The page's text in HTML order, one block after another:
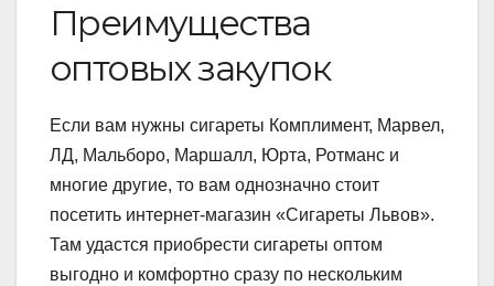
Преимущества
оптовых закупок
Если вам нужны сигареты Комплимент, Марвел,
ЛД, Мальборо, Маршалл, Юрта, Ротманс и
многие другие, то вам однозначно стоит
посетить интернет-магазин «Сигареты Львов».
Там удастся приобрести сигареты оптом
выгодно и комфортно сразу по нескольким